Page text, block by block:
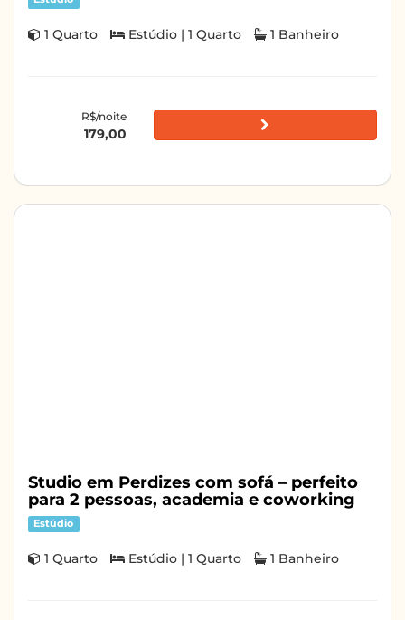
1 Quarto Estúdio | 1 Quarto 1 Banheiro
R$/noite
179,00
Studio em Perdizes com sofá – perfeito
para 2 pessoas, academia e coworking
Estúdio
1 Quarto Estúdio | 1 Quarto 1 Banheiro